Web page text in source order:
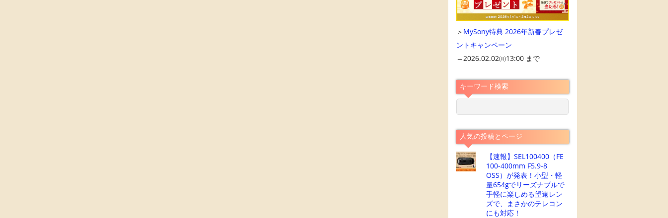
＞ MySony特典 2026年新春プレゼ
ントキャンペーン
→2026.02.02㈪13:00 まで
キーワード検索
人気の投稿とページ
【速報】SEL100400（FE
100-400mm F5.9-8
OSS）が発表！小型・軽
量654gでリーズナブルで
手軽に楽しめる望遠レン
ズで、まさかのテレコン
にも対応！